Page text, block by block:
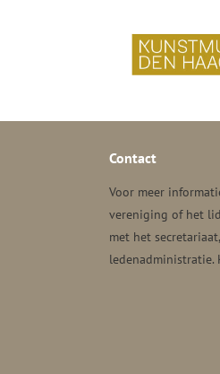
Contact
Voor meer
vereniging of het
met het
ledenadministratie.